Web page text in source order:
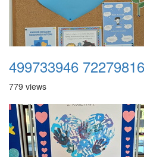
779 views